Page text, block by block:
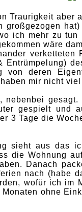
Traurigkeit aber
großgezogen
ich mehr zu
wäre
verketteten
Entrümpelung)
von deren
mir nicht
nebenbei
gespielt und
3 Tage die
sieht aus das
die Wohnung
Danach
nach (habe
wofür ich im
ohne